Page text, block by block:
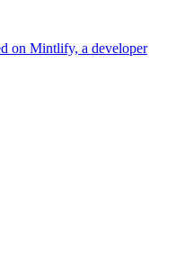
on Mintlify, a developer